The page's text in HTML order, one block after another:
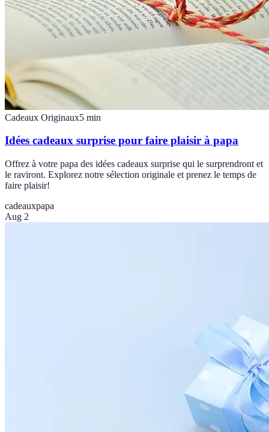
Cadeaux Originaux5 min
Idées cadeaux surprise pour faire plaisir à papa
Offrez à votre papa des idées cadeaux surprise qui le surprendront et
le raviront. Explorez notre sélection originale et prenez le temps de
faire plaisir!
cadeauxpapa
Aug 2